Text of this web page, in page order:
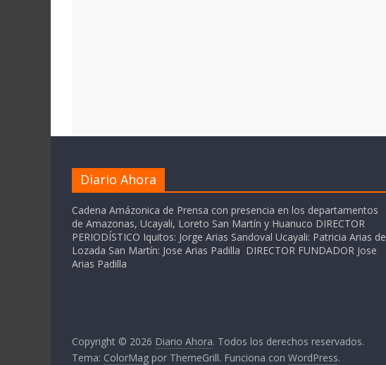
Diario Ahora
Cadena Amázonica de Prensa con presencia en los departamentos
de Amazonas, Ucayali, Loreto San Martín y Huanuco DIRECTOR
PERIODÍSTICO Iquitos: Jorge Arias Sandoval Ucayali: Patricia Arias de
Lozada San Martín: Jose Arias Padilla DIRECTOR FUNDADOR Jose
Arias Padilla
Copyright © 2026 Diario Ahora. Todos los derechos reservados.
Tema: ColorMag por ThemeGrill. Funciona con WordPress.